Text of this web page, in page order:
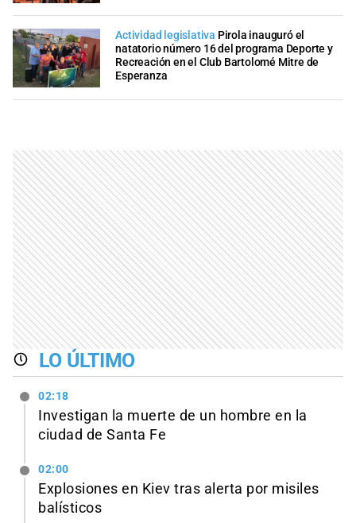
Actividad legislativa Pirola inauguró el
natatorio número 16 del programa Deporte y
Recreación en el Club Bartolomé Mitre de
Esperanza
LO ÚLTIMO
02:18
Investigan la muerte de un hombre en la
ciudad de Santa Fe
02:00
Explosiones en Kiev tras alerta por misiles
balísticos